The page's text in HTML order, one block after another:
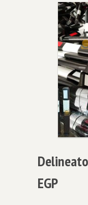
EGP